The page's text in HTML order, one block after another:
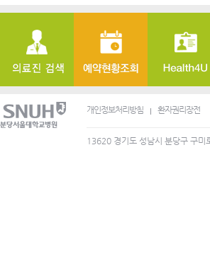
개인정보처리방침 환자권리장전
13620 경기도 성남시 분당구 구미